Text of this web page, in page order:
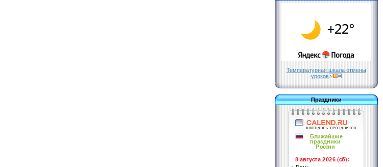
Температурная шкала отмены
уроков
Праздники